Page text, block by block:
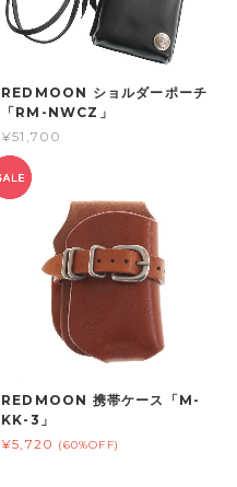
REDMOON ショルダーポーチ
「RM-NWCZ」
¥51,700
REDMOON 携帯ケース「M-
KK-3」
¥5,720 (60%OFF)